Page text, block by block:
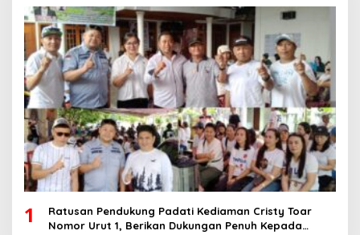
1
Ratusan Pendukung Padati Kediaman Cristy Toar
Nomor Urut 1, Berikan Dukungan Penuh Kepada